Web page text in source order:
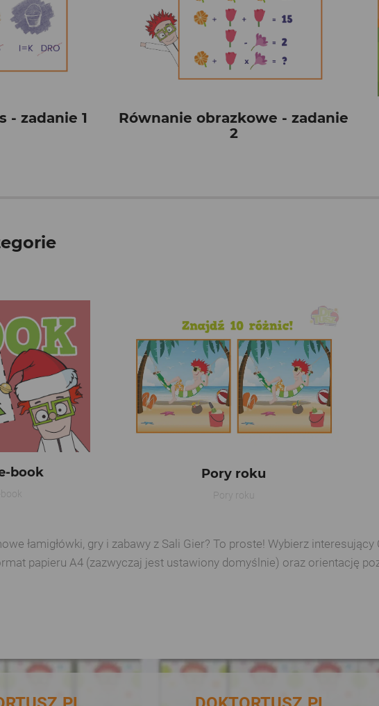
- zadanie 1
Równanie obrazkowe - zadanie
2
book Pory roku
Pory roku
łamigłówki, gry i zabawy z Sali Gier? To proste! Wybierz
papieru A4 (zazwyczaj jest ustawiony domyślnie) oraz orientację